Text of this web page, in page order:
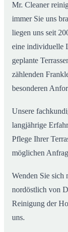
Mr. Cleaner
immer Sie uns
liegen uns seit
eine individuelle
geplante
zählenden
besonderen
Unsere
langjährige
Pflege Ihrer
möglichen
Wenden Sie
nordöstlich von
Reinigung der
uns.